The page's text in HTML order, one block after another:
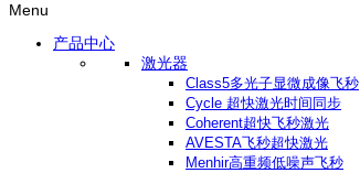
Menu
产品中心
激光器
Class5多光子显微成像飞秒
Cycle 超快激光时间同步
Coherent超快飞秒激光
AVESTA飞秒超快激光
Menhir高重频低噪声飞秒